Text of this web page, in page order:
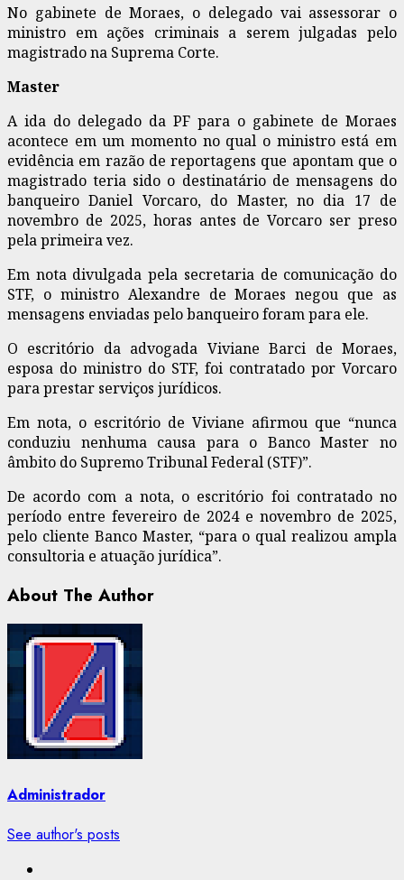
No gabinete de Moraes, o delegado vai assessorar o
ministro em ações criminais a serem julgadas pelo
magistrado na Suprema Corte.
Master
A ida do delegado da PF para o gabinete de Moraes
acontece em um momento no qual o ministro está em
evidência em razão de reportagens que apontam que o
magistrado teria sido o destinatário de mensagens do
banqueiro Daniel Vorcaro, do Master, no dia 17 de
novembro de 2025, horas antes de Vorcaro ser preso
pela primeira vez.
Em nota divulgada pela secretaria de comunicação do
STF, o ministro Alexandre de Moraes negou que as
mensagens enviadas pelo banqueiro foram para ele.
O escritório da advogada Viviane Barci de Moraes,
esposa do ministro do STF, foi contratado por Vorcaro
para prestar serviços jurídicos.
Em nota, o escritório de Viviane afirmou que “nunca
conduziu nenhuma causa para o Banco Master no
âmbito do Supremo Tribunal Federal (STF)”.
De acordo com a nota, o escritório foi contratado no
período entre fevereiro de 2024 e novembro de 2025,
pelo cliente Banco Master, “para o qual realizou ampla
consultoria e atuação jurídica”.
About The Author
Administrador
See author's posts